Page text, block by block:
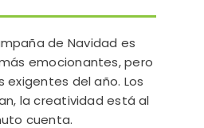
de Navidad es
emocionantes, pero
del año. Los
la creatividad está al
cuenta.